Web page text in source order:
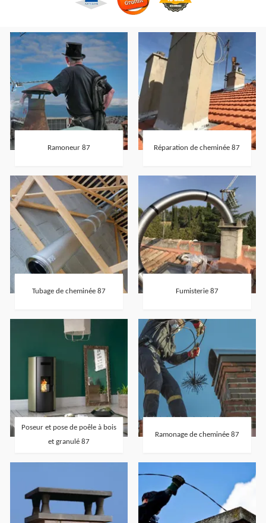
Ramoneur 87 Réparation de cheminée 87
Tubage de cheminée 87 Fumisterie 87
Poseur et pose de poêle à bois
et granulé 87
Ramonage de cheminée 87